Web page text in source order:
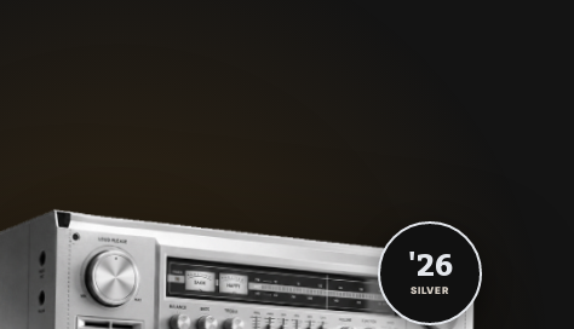
'26
SILVER